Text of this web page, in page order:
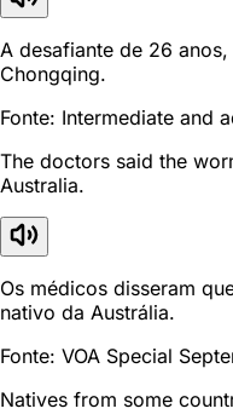
A desafiante de 26
Chongqing.
Fonte: Intermediate and
The doctors said the
Australia.
Os médicos disseram
nativo da Austrália.
Fonte: VOA Special
Natives from some